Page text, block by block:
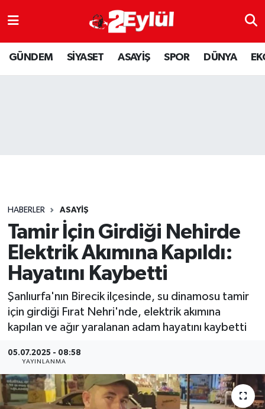
GÜNDEM SİYASET ASAYİŞ SPOR DÜNYA
HABERLER ASAYİŞ
Tamir İçin Girdiği Nehirde
Elektrik Akımına Kapıldı:
Hayatını Kaybetti
Şanlıurfa'nın Birecik ilçesinde, su dinamosu tamir
için girdiği Fırat Nehri'nde, elektrik akımına
kapılan ve ağır yaralanan adam hayatını kaybetti
05.07.2025 - 08:58
YAYINLANMA
ASAYİŞ
DÜNYA
SPOR
YAŞAM
Nöbetçi Eczaneler
Hava Durumu
Son Dakika Haberleri
Haber Arşivi